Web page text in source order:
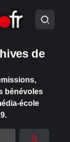
de
bénévoles
école